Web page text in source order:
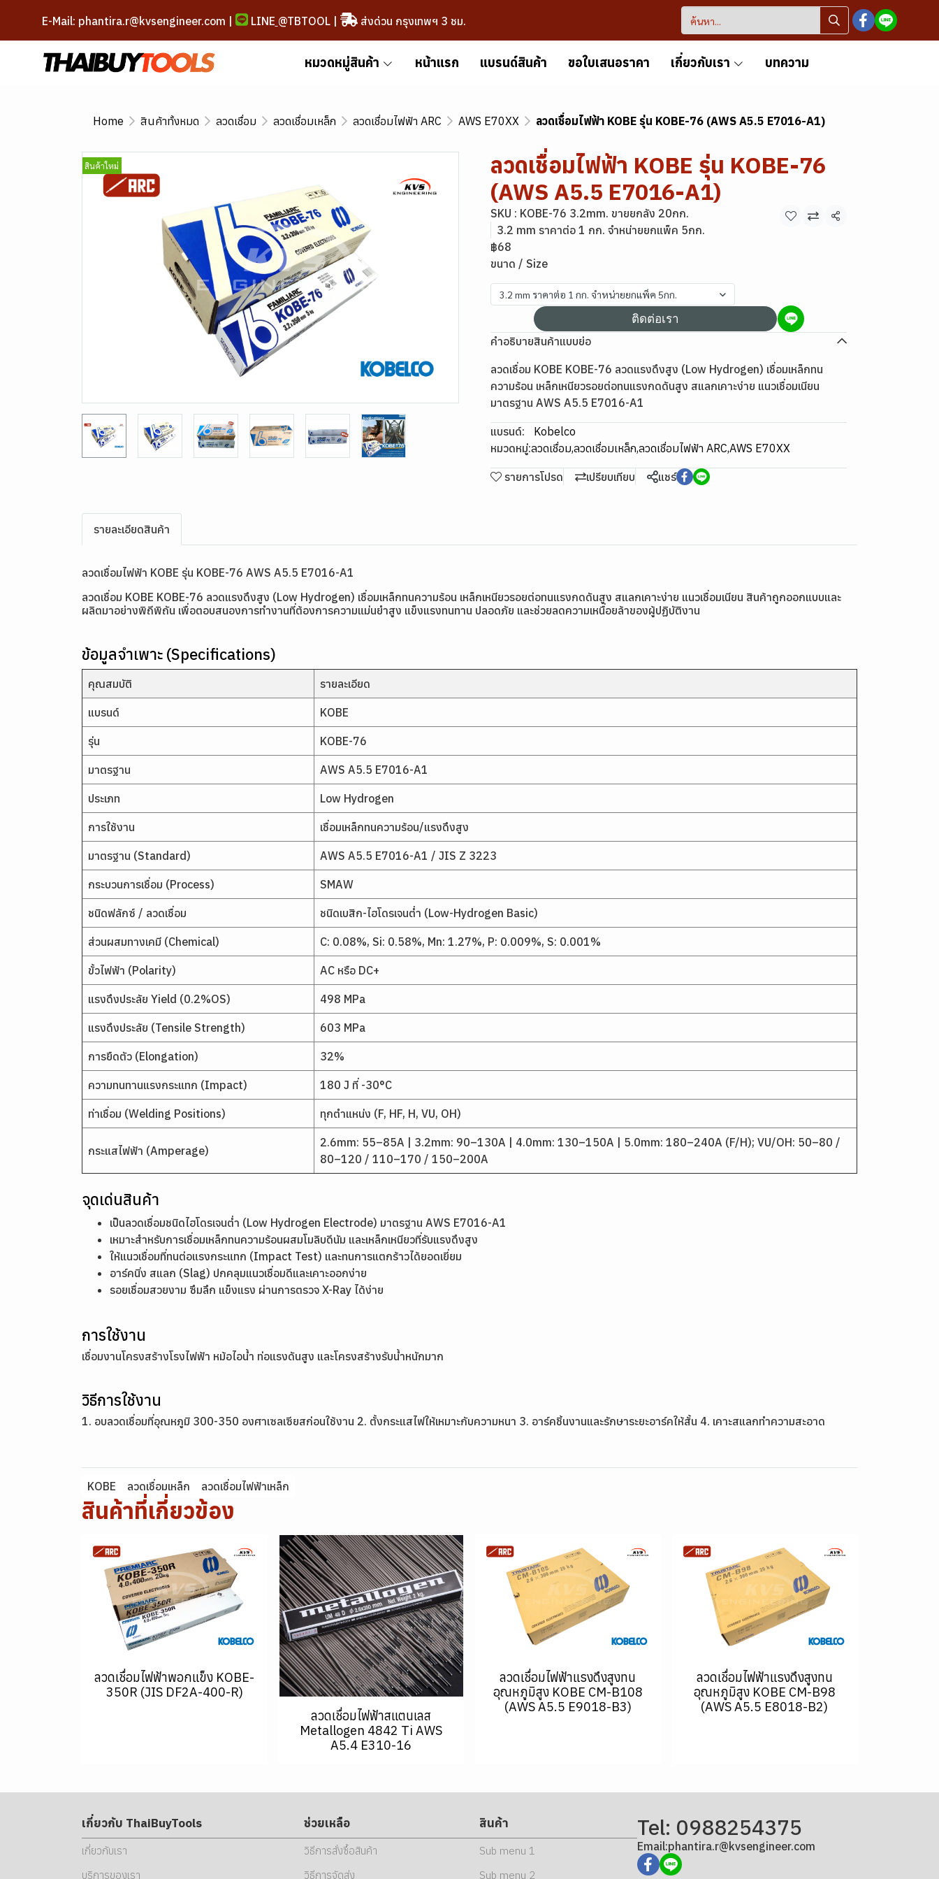
E-Mail: phantira.r@kvsengineer.com | LINE @TBTOOL| ส่งด่วน กรุงเทพฯ 3 ชม.
หมวดหมู่สินค้า หน้าแรก แบรนด์สินค้า ขอใบเสนอราคา เกี่ยวกับเรา บทความ
Home สินค้าทั้งหมด ลวดเชื่อม ลวดเชื่อมเหล็ก ลวดเชื่อมไฟฟ้า ARC AWS E70XX ลวดเชื่อมไฟฟ้า KOBE รุ่น KOBE-76 (AWS A5.5 E7016-A1)
สินค้าใหม่
ลวดเชื่อมไฟฟ้า KOBE รุ่น KOBE-76
(AWS A5.5 E7016-A1)
SKU : KOBE-76 3.2mm. ขายยกลัง 20กก.
3.2 mm ราคาต่อ 1 กก. จำหน่ายยกแพ็ค 5กก.
แชร์
฿68
ขนาด / Size
3.2 mm ราคาต่อ 1 กก. จำหน่ายยกแพ็ค 5กก.
ติดต่อเรา
คำอธิบายสินค้าแบบย่อ
ลวดเชื่อม KOBE KOBE-76 ลวดแรงดึงสูง (Low Hydrogen) เชื่อมเหล็กทน
ความร้อน เหล็กเหนียวรอยต่อทนแรงกดดันสูง สแลกเคาะง่าย แนวเชื่อมเนียน
มาตรฐาน AWS A5.5 E7016-A1
แบรนด์:
Kobelco
หมวดหมู่:ลวดเชื่อม,ลวดเชื่อมเหล็ก,ลวดเชื่อมไฟฟ้า ARC,AWS E70XX
รายการโปรด เปรียบเทียบ แชร์
รายละเอียดสินค้า
ลวดเชื่อมไฟฟ้า KOBE รุ่น KOBE-76 AWS A5.5 E7016-A1
ลวดเชื่อม KOBE KOBE-76 ลวดแรงดึงสูง (Low Hydrogen) เชื่อมเหล็กทนความร้อน เหล็กเหนียวรอยต่อทนแรงกดดันสูง สแลกเคาะง่าย แนวเชื่อมเนียน สินค้าถูกออกแบบและ
ผลิตมาอย่างพิถีพิถัน เพื่อตอบสนองการทำงานที่ต้องการความแม่นยำสูง แข็งแรงทนทาน ปลอดภัย และช่วยลดความเหนื่อยล้าของผู้ปฏิบัติงาน
ข้อมูลจำเพาะ (Specifications)
คุณสมบัติ รายละเอียด
แบรนด์ KOBE
รุ่น KOBE-76
มาตรฐาน AWS A5.5 E7016-A1
ประเภท Low Hydrogen
การใช้งาน เชื่อมเหล็กทนความร้อน/แรงดึงสูง
มาตรฐาน (Standard) AWS A5.5 E7016-A1 / JIS Z 3223
กระบวนการเชื่อม (Process) SMAW
ชนิดฟลักซ์ / ลวดเชื่อม ชนิดเบสิก-ไฮโดรเจนต่ำ (Low-Hydrogen Basic)
ส่วนผสมทางเคมี (Chemical) C: 0.08%, Si: 0.58%, Mn: 1.27%, P: 0.009%, S: 0.001%
ขั้วไฟฟ้า (Polarity) AC หรือ DC+
แรงดึงประลัย Yield (0.2%OS) 498 MPa
แรงดึงประลัย (Tensile Strength) 603 MPa
การยืดตัว (Elongation) 32%
ความทนทานแรงกระแทก (Impact) 180 J ที่ -30°C
ท่าเชื่อม (Welding Positions) ทุกตำแหน่ง (F, HF, H, VU, OH)
กระแสไฟฟ้า (Amperage)
2.6mm: 55–85A | 3.2mm: 90–130A | 4.0mm: 130–150A | 5.0mm: 180–240A (F/H); VU/OH: 50–80 /
80–120 / 110–170 / 150–200A
จุดเด่นสินค้า
เป็นลวดเชื่อมชนิดไฮโดรเจนต่ำ (Low Hydrogen Electrode) มาตรฐาน AWS E7016-A1
เหมาะสำหรับการเชื่อมเหล็กทนความร้อนผสมโมลิบดีนัม และเหล็กเหนียวที่รับแรงดึงสูง
ให้แนวเชื่อมที่ทนต่อแรงกระแทก (Impact Test) และทนการแตกร้าวได้ยอดเยี่ยม
อาร์คนิ่ง สแลก (Slag) ปกคลุมแนวเชื่อมดีและเคาะออกง่าย
รอยเชื่อมสวยงาม ซึมลึก แข็งแรง ผ่านการตรวจ X-Ray ได้ง่าย
การใช้งาน
เชื่อมงานโครงสร้างโรงไฟฟ้า หม้อไอน้ำ ท่อแรงดันสูง และโครงสร้างรับน้ำหนักมาก
วิธีการใช้งาน
1. อบลวดเชื่อมที่อุณหภูมิ 300-350 องศาเซลเซียสก่อนใช้งาน 2. ตั้งกระแสไฟให้เหมาะกับความหนา 3. อาร์คชิ้นงานและรักษาระยะอาร์คให้สั้น 4. เคาะสแลกทำความสะอาด
KOBE ลวดเชื่อมเหล็ก ลวดเชื่อมไฟฟ้าเหล็ก
สินค้าที่เกี่ยวข้อง
ลวดเชื่อมไฟฟ้าพอกแข็ง KOBE-
350R (JIS DF2A-400-R)
ลวดเชื่อมไฟฟ้าสแตนเลส
Metallogen 4842 Ti AWS
A5.4 E310-16
ลวดเชื่อมไฟฟ้าแรงดึงสูงทน
อุณหภูมิสูง KOBE CM-B108
(AWS A5.5 E9018-B3)
ลวดเชื่อมไฟฟ้าแรงดึงสูงทน
อุณหภูมิสูง KOBE CM-B98
(AWS A5.5 E8018-B2)
เกี่ยวกับ ThaiBuyTools
เกี่ยวกับเรา
บริการของเรา
ช่วยเหลือ
วิธีการสั่งซื้อสินค้า
วิธีการจัดส่ง
สินค้า
Sub menu 1
Sub menu 2
Tel: 0988254375
Email:phantira.r@kvsengineer.com